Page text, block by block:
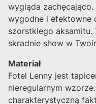
wygląda
wygodne i efektowne
szorstkiego aksamitu.
skradnie show w
Materiał
Fotel Lenny jest
nieregularnym
charakterystyczną